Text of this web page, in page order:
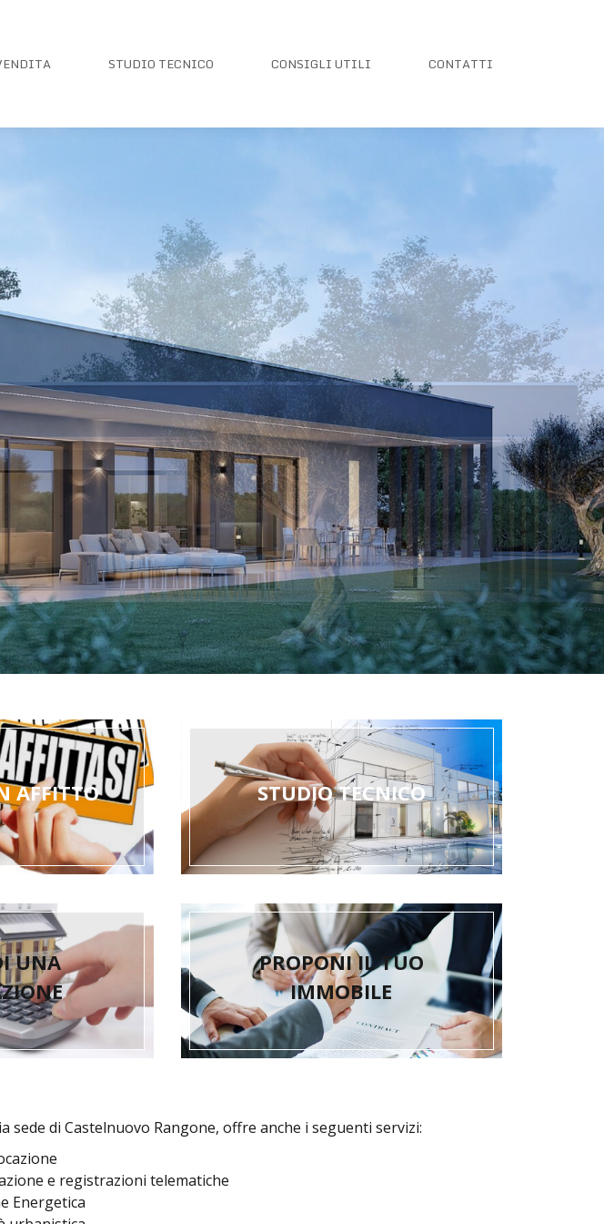
STUDIO TECNICO CONSIGLI UTILI CONTATTI
AFFITTO STUDIO TECNICO
UNA
PROPONI IL TUO
IMMOBILE
sede di Castelnuovo Rangone, offre anche i seguenti servizi:
e registrazioni telematiche
Energetica